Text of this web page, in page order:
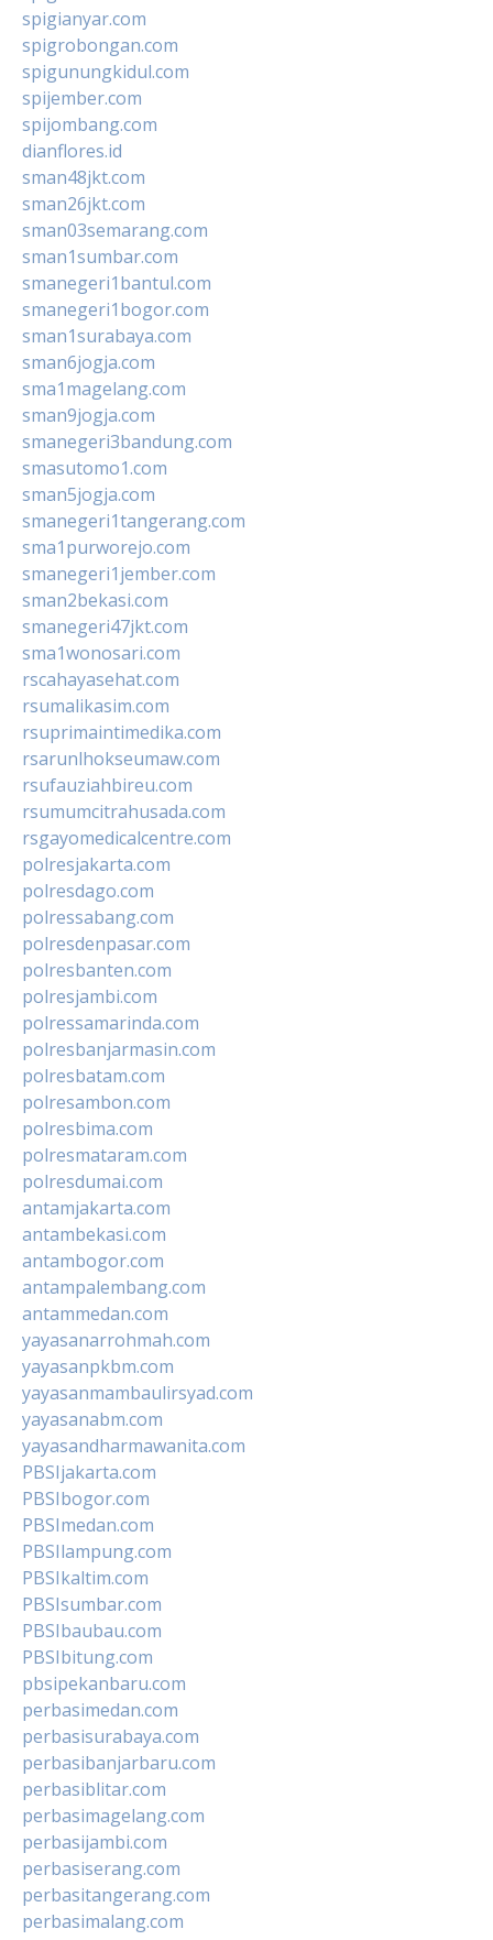
spigianyar.com
spigrobongan.com
spigunungkidul.com
spijember.com
spijombang.com
dianflores.id
sman48jkt.com
sman26jkt.com
sman03semarang.com
sman1sumbar.com
smanegeri1bantul.com
smanegeri1bogor.com
sman1surabaya.com
sman6jogja.com
sma1magelang.com
sman9jogja.com
smanegeri3bandung.com
smasutomo1.com
sman5jogja.com
smanegeri1tangerang.com
sma1purworejo.com
smanegeri1jember.com
sman2bekasi.com
smanegeri47jkt.com
sma1wonosari.com
rscahayasehat.com
rsumalikasim.com
rsuprimaintimedika.com
rsarunlhokseumaw.com
rsufauziahbireu.com
rsumumcitrahusada.com
rsgayomedicalcentre.com
polresjakarta.com
polresdago.com
polressabang.com
polresdenpasar.com
polresbanten.com
polresjambi.com
polressamarinda.com
polresbanjarmasin.com
polresbatam.com
polresambon.com
polresbima.com
polresmataram.com
polresdumai.com
antamjakarta.com
antambekasi.com
antambogor.com
antampalembang.com
antammedan.com
yayasanarrohmah.com
yayasanpkbm.com
yayasanmambaulirsyad.com
yayasanabm.com
yayasandharmawanita.com
PBSIjakarta.com
PBSIbogor.com
PBSImedan.com
PBSIlampung.com
PBSIkaltim.com
PBSIsumbar.com
PBSIbaubau.com
PBSIbitung.com
pbsipekanbaru.com
perbasimedan.com
perbasisurabaya.com
perbasibanjarbaru.com
perbasiblitar.com
perbasimagelang.com
perbasijambi.com
perbasiserang.com
perbasitangerang.com
perbasimalang.com